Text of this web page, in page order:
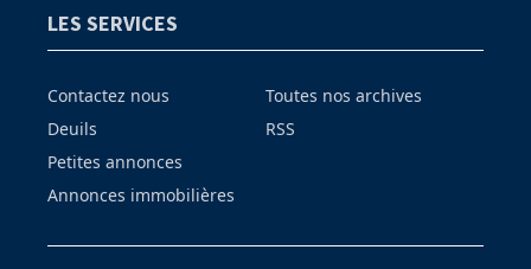
LES SERVICES
Contactez nous
Deuils
Petites annonces
Annonces immobilières
Toutes nos archives
RSS